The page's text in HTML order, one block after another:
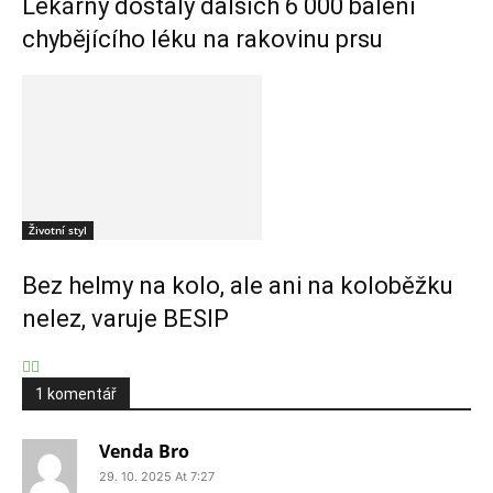
Lékárny dostaly dalších 6 000 balení
chybějícího léku na rakovinu prsu
Životní styl
Bez helmy na kolo, ale ani na koloběžku
nelez, varuje BESIP
1 komentář
Venda Bro
29. 10. 2025 At 7:27